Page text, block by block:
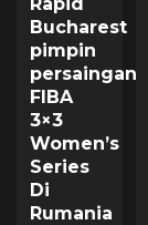
Bucharest
pimpin
persaingan
FIBA
3×3
Women’s
Series
Di
Rumania